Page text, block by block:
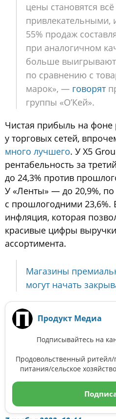
цены становятся
привлекательными,
55% продаж
при аналогичном
больше
по сравнению с
марок», — говорят
группы «О’Кей».
Чистая прибыль на фоне
у торговых сетей,
много лучшего. У X5
рентабельность за
до 24,3% против
У «Ленты» — до 20,9%,
с прошлогодними 23,6%.
инфляция, которая
красивые цифры
ассортимента.
Магазины
могут начать
Продукт Медиа
Подписывайтесь на
Продовольственный ритейл/
питания/сельское